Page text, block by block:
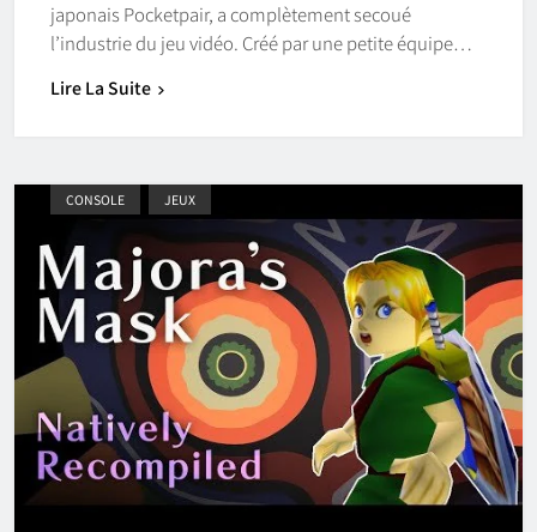
japonais Pocketpair, a complètement secoué
l’industrie du jeu vidéo. Créé par une petite équipe…
Lire La Suite
CONSOLE JEUX